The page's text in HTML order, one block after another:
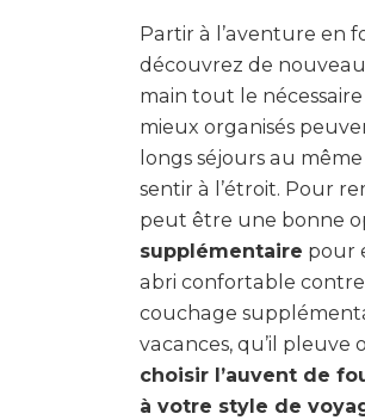
Partir à l’aventure en
découvrez de
main tout le
mieux organisés
longs séjours au
sentir à l’étroit. Pour
peut être une bonne
supplémentaire pour
abri confortable
couchage
vacances, qu’il pleuve
choisir l’auvent de
à votre style de